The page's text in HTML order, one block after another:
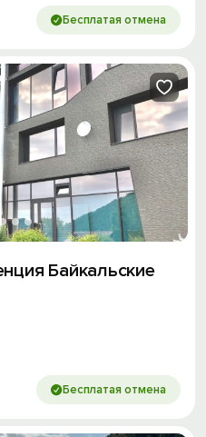
Бесплатая отмена
Байкальские
Бесплатая отмена